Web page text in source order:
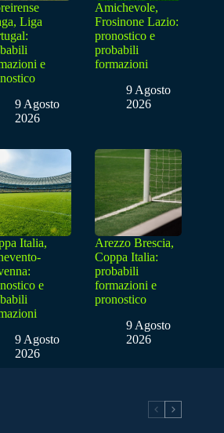
Liga
e
9 Agosto
2026
Amichevole,
Frosinone Lazio:
pronostico e
probabili
formazioni
9 Agosto
2026
Italia,
e
9 Agosto
2026
Arezzo Brescia,
Coppa Italia:
probabili
formazioni e
pronostico
9 Agosto
2026